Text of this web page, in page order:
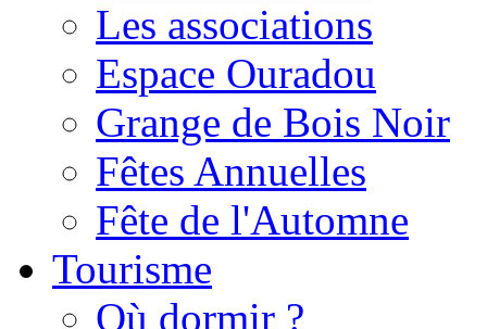
Les associations
Espace Ouradou
Grange de Bois Noir
Fêtes Annuelles
Fête de l'Automne
Tourisme
Où dormir ?